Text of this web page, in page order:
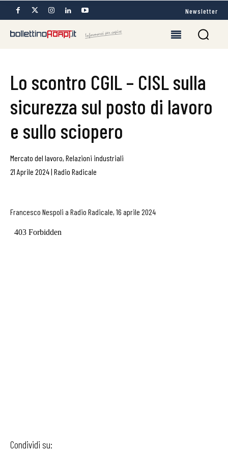
Newsletter
Lo scontro CGIL – CISL sulla
sicurezza sul posto di lavoro
e sullo sciopero
Mercato del lavoro, Relazioni industriali
21 Aprile 2024| Radio Radicale
Francesco Nespoli a Radio Radicale, 16 aprile 2024
Condividi su: